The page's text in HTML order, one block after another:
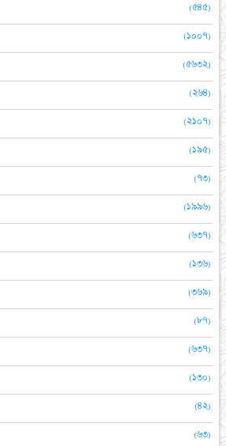
(৫৪৫)
(১০০৭)
(৫৬৩২)
(২৬৪)
(২১০৭)
(১৯৫)
(৭৩)
(১৯৯৬)
(৬৩৭)
(১৩৬)
(৩৬৯)
(৮৭)
(৬৩৭)
(১৩০)
(৪২)
(৬৩)